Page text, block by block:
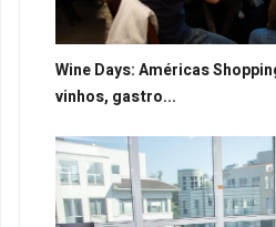
Wine Days: Américas
vinhos, gastro...